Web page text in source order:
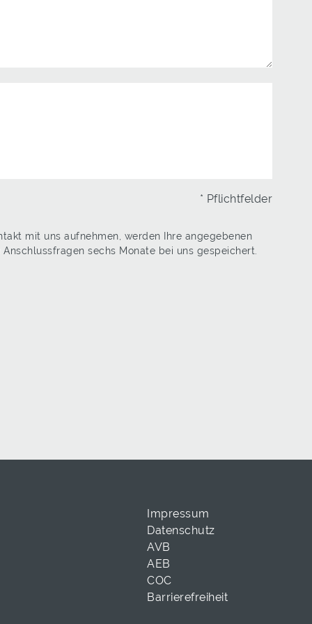
* Pflichtfelder
mit uns aufnehmen, werden Ihre angegebenen
sechs Monate bei uns gespeichert.
Impressum
Datenschutz
AVB
AEB
COC
Barrierefreiheit